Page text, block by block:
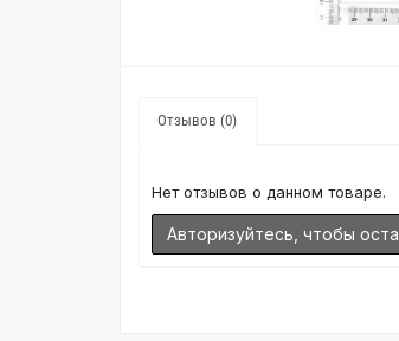
Отзывов (0)
Нет отзывов о данном товаре.
Авторизуйтесь, чтобы